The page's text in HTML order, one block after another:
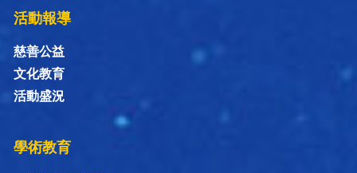
活動報導
慈善公益
文化教育
活動盛況
學術教育